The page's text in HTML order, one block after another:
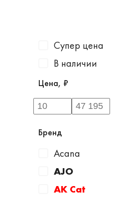
Супер цена
В наличии
Цена, ₽
Бренд
Acana
AJO
AK Cat